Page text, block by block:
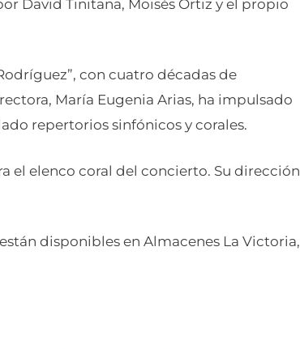
David Tinitana, Moisés Ortiz y el propio
con cuatro décadas de
María Eugenia Arias, ha impulsado
repertorios sinfónicos y corales.
el elenco coral del concierto. Su dirección
disponibles en Almacenes La Victoria,